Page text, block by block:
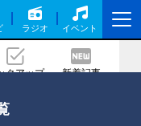
ラジオ イベント
クアップ 新着記事